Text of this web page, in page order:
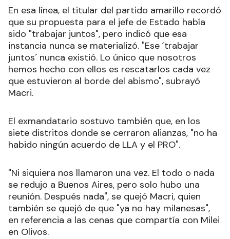
En esa línea, el titular del partido amarillo recordó
que su propuesta para el jefe de Estado había
sido "trabajar juntos", pero indicó que esa
instancia nunca se materializó. "Ese ´trabajar
juntos´ nunca existió. Lo único que nosotros
hemos hecho con ellos es rescatarlos cada vez
que estuvieron al borde del abismo", subrayó
Macri.
El exmandatario sostuvo también que, en los
siete distritos donde se cerraron alianzas, "no ha
habido ningún acuerdo de LLA y el PRO".
"Ni siquiera nos llamaron una vez. El todo o nada
se redujo a Buenos Aires, pero solo hubo una
reunión. Después nada", se quejó Macri, quien
también se quejó de que "ya no hay milanesas",
en referencia a las cenas que compartía con Milei
en Olivos.